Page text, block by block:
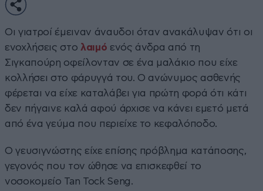
Οι γιατροί έμειναν άναυδοι όταν ανακάλυψαν ότι οι
ενοχλήσεις στο λαιμό ενός άνδρα από τη
Σιγκαπούρη οφείλονταν σε ένα μαλάκιο που είχε
κολλήσει στο φάρυγγά του. Ο ανώνυμος ασθενής
φέρεται να είχε καταλάβει για πρώτη φορά ότι κάτι
δεν πήγαινε καλά αφού άρχισε να κάνει εμετό μετά
από ένα γεύμα που περιείχε το κεφαλόποδο.
Ο γευσιγνώστης είχε επίσης πρόβλημα κατάποσης,
γεγονός που τον ώθησε να επισκεφθεί το
νοσοκομείο Tan Tock Seng.